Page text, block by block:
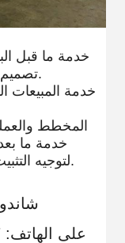
تصميم العملية ، اختيار المعدات المناسبة لك.
المخطط
لتوجيه التثبيت، وإصلاح الأخطاء وتدريب المشغلين.